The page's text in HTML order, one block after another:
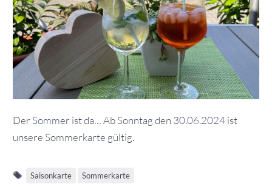
Der Sommer ist da… Ab Sonntag den 30.06.2024 ist
unsere Sommerkarte gültig.
Saisonkarte Sommerkarte